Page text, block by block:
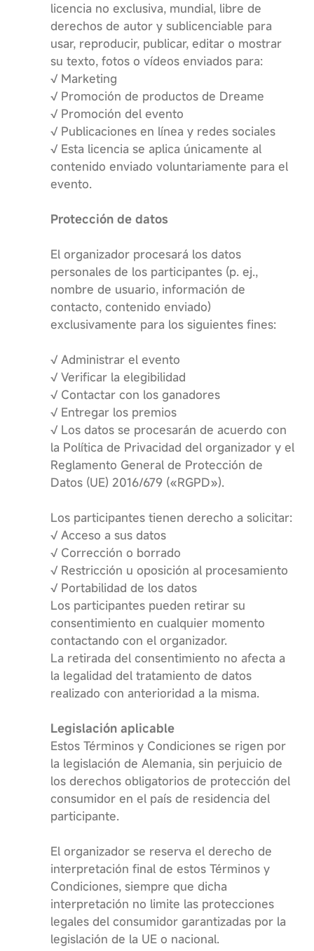
licencia no exclusiva, mundial, libre de
derechos de autor y sublicenciable para
usar, reproducir, publicar, editar o mostrar
su texto, fotos o vídeos enviados para:
√ Marketing
√ Promoción de productos de Dreame
√ Promoción del evento
√ Publicaciones en línea y redes sociales
√ Esta licencia se aplica únicamente al
contenido enviado voluntariamente para el
evento.
Protección de datos
El organizador procesará los datos
personales de los participantes (p. ej.,
nombre de usuario, información de
contacto, contenido enviado)
exclusivamente para los siguientes fines:
√ Administrar el evento
√ Verificar la elegibilidad
√ Contactar con los ganadores
√ Entregar los premios
√ Los datos se procesarán de acuerdo con
la Política de Privacidad del organizador y el
Reglamento General de Protección de
Datos (UE) 2016/679 («RGPD»).
Los participantes tienen derecho a solicitar:
√ Acceso a sus datos
√ Corrección o borrado
√ Restricción u oposición al procesamiento
√ Portabilidad de los datos
Los participantes pueden retirar su
consentimiento en cualquier momento
contactando con el organizador.
La retirada del consentimiento no afecta a
la legalidad del tratamiento de datos
realizado con anterioridad a la misma.
Legislación aplicable
Estos Términos y Condiciones se rigen por
la legislación de Alemania, sin perjuicio de
los derechos obligatorios de protección del
consumidor en el país de residencia del
participante.
El organizador se reserva el derecho de
interpretación final de estos Términos y
Condiciones, siempre que dicha
interpretación no limite las protecciones
legales del consumidor garantizadas por la
legislación de la UE o nacional.